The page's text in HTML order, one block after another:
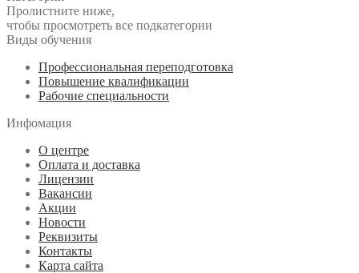
Пролистните ниже,
чтобы просмотреть все подкатегории
Виды обучения
Профессиональная переподготовка
Повышение квалификации
Рабочие специальности
Инфомация
О центре
Оплата и доставка
Лицензии
Вакансии
Акции
Новости
Реквизиты
Контакты
Карта сайта